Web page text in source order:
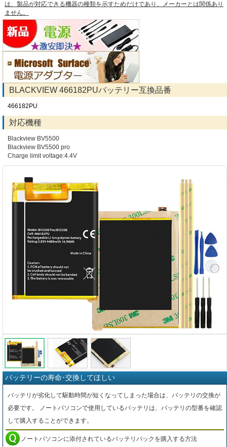
は、製品が対応できる機器の種類を示すためだけであり、メーカーとは関係あり
ません。
BLACKVIEW 466182PUバッテリー互換品番
466182PU
対応機種
Blackview BV5500
Blackview BV5500 pro
Charge limit voltage:4.4V
バッテリーの寿命･交換してほしい
バッテリが劣化して駆動時間が短くなってしまった場合は、バッテリの交換が
必要です。 ノートパソコンで使用しているバッテリは、バッテリの型番を確認
して購入することができます。
ノートパソコンに添付されているバッテリパックを購入する方法